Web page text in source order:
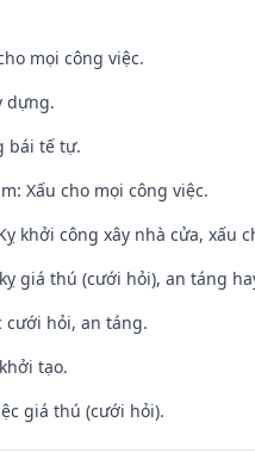
mọi công việc.
dựng.
bái tế tự.
Xấu cho mọi công việc.
khởi công xây nhà cửa, xấu
giá thú (cưới hỏi), an táng
cưới hỏi, an táng.
tạo.
giá thú (cưới hỏi).